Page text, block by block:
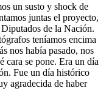
un susto y shock de
juntas el proyecto,
de la Nación.
teníamos encima
nos había pasado, nos
cara se pone. Era un día
Fue un día histórico
agradecida de haber